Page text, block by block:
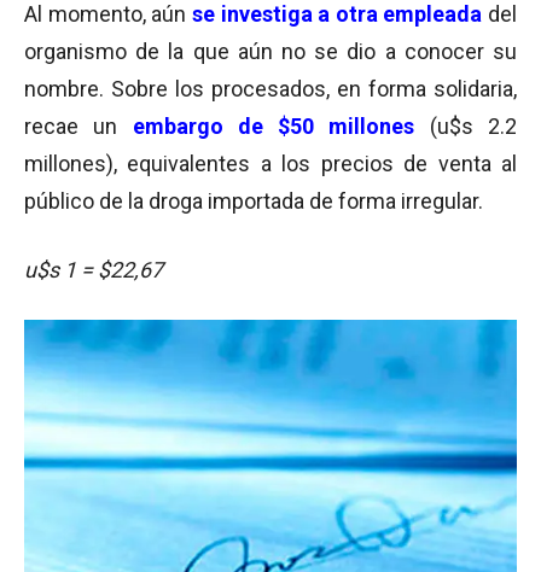
Al momento, aún se investiga a otra empleada del
organismo de la que aún no se dio a conocer su
nombre. Sobre los procesados, en forma solidaria,
recae un embargo de $50 millones (u$s 2.2
millones), equivalentes a los precios de venta al
público de la droga importada de forma irregular.
u$s 1 = $22,67